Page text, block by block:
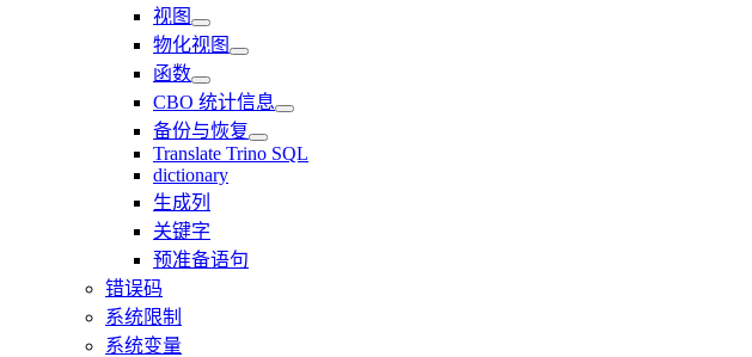
视图
物化视图
函数
CBO 统计信息
备份与恢复
Translate Trino SQL
dictionary
生成列
关键字
预准备语句
错误码
系统限制
系统变量